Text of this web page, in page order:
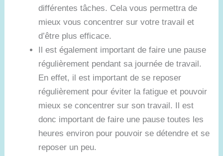
différentes tâches. Cela vous permettra de
mieux vous concentrer sur votre travail et
d’être plus efficace.
Il est également important de faire une pause
régulièrement pendant sa journée de travail.
En effet, il est important de se reposer
régulièrement pour éviter la fatigue et pouvoir
mieux se concentrer sur son travail. Il est
donc important de faire une pause toutes les
heures environ pour pouvoir se détendre et se
reposer un peu.